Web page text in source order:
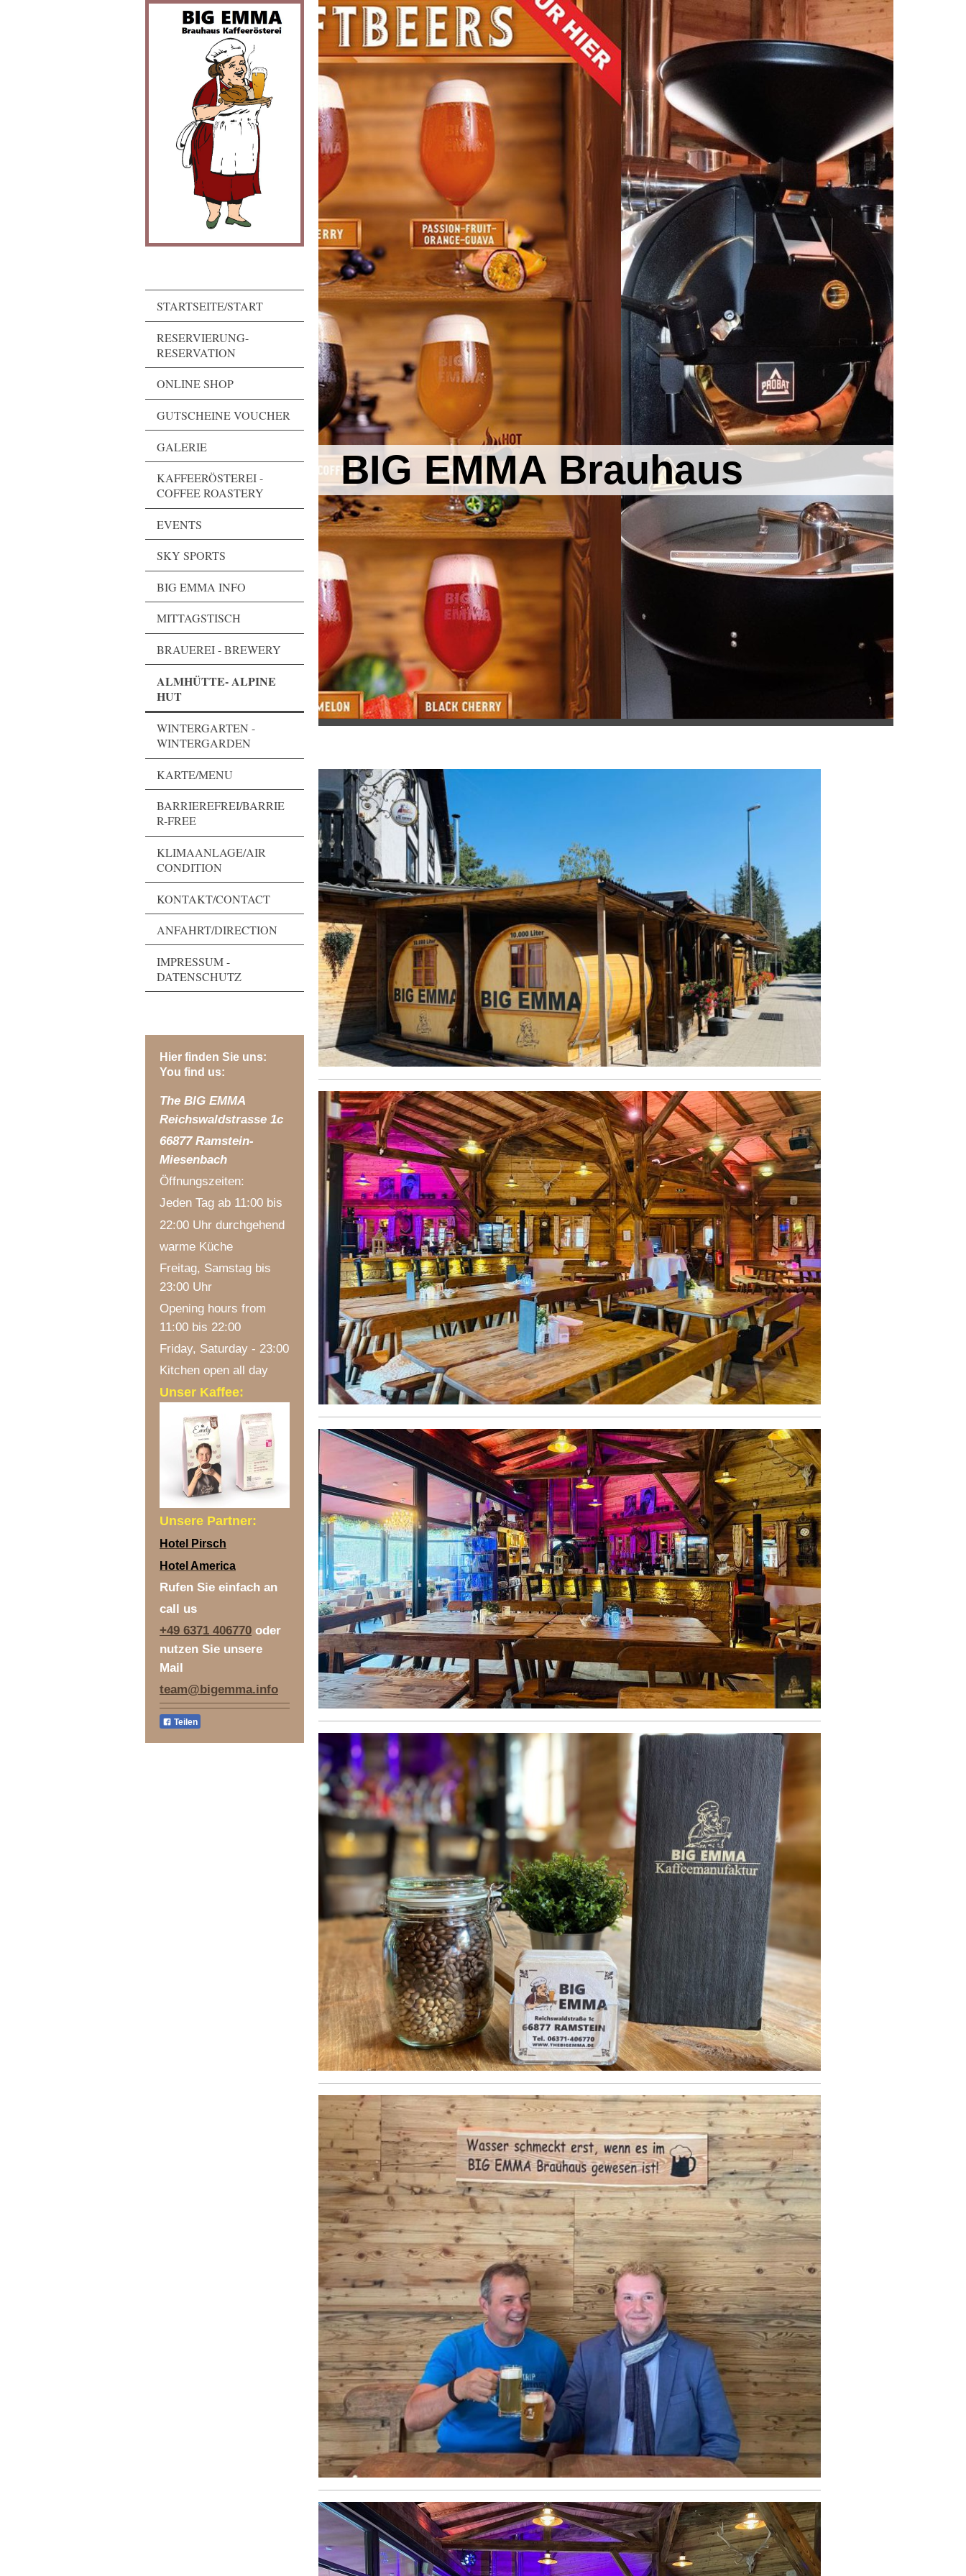
STARTSEITE/START
RESERVIERUNG-
RESERVATION
ONLINE SHOP
GUTSCHEINE VOUCHER
GALERIE
KAFFEERÖSTEREI -
COFFEE ROASTERY
EVENTS
SKY SPORTS
BIG EMMA INFO
MITTAGSTISCH
BRAUEREI - BREWERY
ALMHÜTTE- ALPINE
HUT
WINTERGARTEN -
WINTERGARDEN
KARTE/MENU
BARRIEREFREI/BARRIE
R-FREE
KLIMAANLAGE/AIR
CONDITION
KONTAKT/CONTACT
ANFAHRT/DIRECTION
IMPRESSUM -
DATENSCHUTZ
Hier finden Sie uns:
You find us:
The BIG EMMA
Reichswaldstrasse 1c
66877 Ramstein-
Miesenbach
Öffnungszeiten:
Jeden Tag ab 11:00 bis
22:00 Uhr durchgehend
warme Küche
Freitag, Samstag bis
23:00 Uhr
Opening hours from
11:00 bis 22:00
Friday, Saturday - 23:00
Kitchen open all day
Unser Kaffee:
Unsere Partner:
Hotel Pirsch
Hotel America
Rufen Sie einfach an
call us
+49 6371 406770 oder
nutzen Sie unsere
Mail
team@bigemma.info
Teilen
BIG EMMA Brauhaus